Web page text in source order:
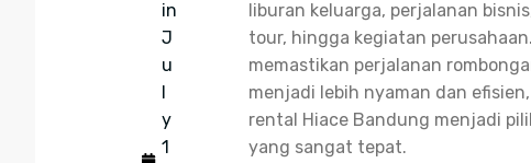
in
J
u
l
y
1
liburan keluarga, perjalanan
tour, hingga kegiatan
memastikan perjalanan
menjadi lebih nyaman dan
rental Hiace Bandung menjadi
yang sangat tepat.